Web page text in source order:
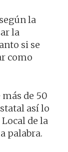
la
la
si se
como
de 50
así lo
de la
palabra.